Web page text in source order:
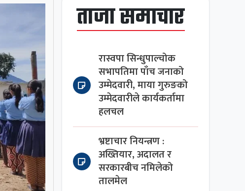
ताजा समाचार
रास्वपा सिन्धुपाल्चोक
सभापतिमा पाँच जनाको
उम्मेदवारी, माया गुरुङको
उम्मेदवारीले कार्यकर्तामा
हलचल
भ्रष्टाचार नियन्त्रण :
अख्तियार, अदालत र
सरकारबीच नमिलेको
तालमेल